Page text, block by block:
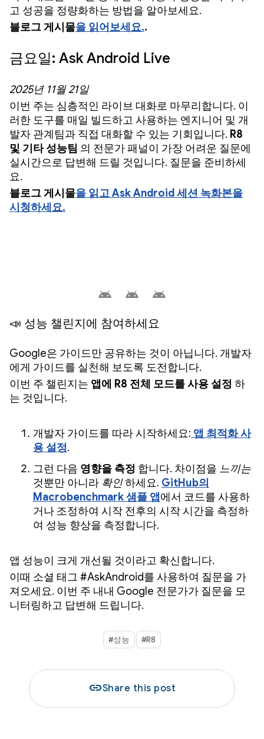
고 성공을 정량화하는 방법을 알아보세요.
블로그 게시물을 읽어보세요..
금요일: Ask Android Live
2025년 11월 21일
이번 주는 심층적인 라이브 대화로 마무리합니다. 이
러한 도구를 매일 빌드하고 사용하는 엔지니어 및 개
발자 관계팀과 직접 대화할 수 있는 기회입니다. R8
및 기타 성능팀 의 전문가 패널이 가장 어려운 질문에
실시간으로 답변해 드릴 것입니다. 질문을 준비하세
요.
블로그 게시물을 읽고 Ask Android 세션 녹화본을
시청하세요.
📣 성능 챌린지에 참여하세요
Google은 가이드만 공유하는 것이 아닙니다. 개발자
에게 가이드를 실천해 보도록 도전합니다.
이번 주 챌린지는 앱에 R8 전체 모드를 사용 설정 하
는 것입니다.
개발자 가이드를 따라 시작하세요: 앱 최적화 사
용 설정.
그런 다음 영향을 측정 합니다. 차이점을 느끼는
것뿐만 아니라 확인하세요. GitHub의
Macrobenchmark 샘플 앱 에서 코드를 사용하
거나 조정하여 시작 전후의 시작 시간을 측정하
여 성능 향상을 측정합니다.
앱 성능이 크게 개선될 것이라고 확신합니다.
이때 소셜 태그 #AskAndroid를 사용하여 질문을 가
져오세요. 이번 주 내내 Google 전문가가 질문을 모
니터링하고 답변해 드립니다.
#성능 #R8
linkShare this post